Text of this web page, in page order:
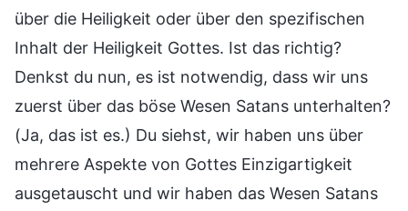
über die Heiligkeit oder über den spezifischen
Inhalt der Heiligkeit Gottes. Ist das richtig?
Denkst du nun, es ist notwendig, dass wir uns
zuerst über das böse Wesen Satans unterhalten?
(Ja, das ist es.) Du siehst, wir haben uns über
mehrere Aspekte von Gottes Einzigartigkeit
ausgetauscht und wir haben das Wesen Satans